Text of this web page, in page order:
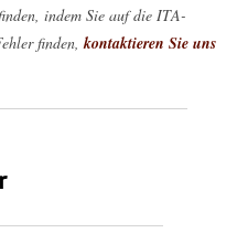
indem Sie auf die ITA-
finden,kontaktieren Sie uns